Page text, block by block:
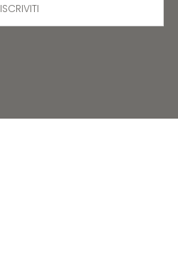
ISCRIVITI